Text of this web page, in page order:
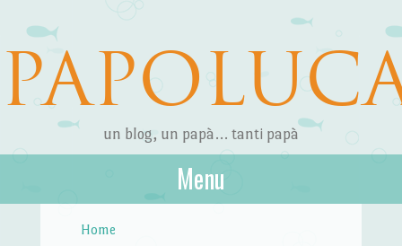
un blog, un papà… tanti papà
Menu
Home